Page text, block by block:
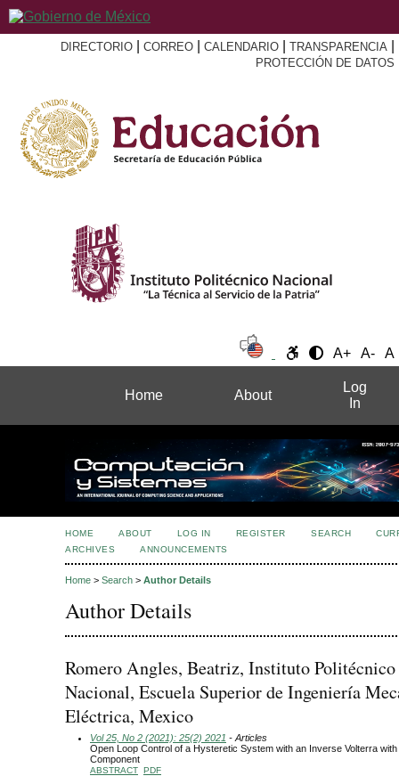
DIRECTORIO CORREO CALENDARIO TRANSPARENCIA
PROTECCIÓN DE DATOS
A+ A- A
Home About
Log
In
HOME ABOUT LOG IN REGISTER SEARCH
ARCHIVES
ANNOUNCEMENTS
Home > Search > Author Details
Author Details
Romero Angles, Beatriz, Instituto Politécnico
Nacional, Escuela Superior de Ingeniería
Eléctrica, Mexico
Vol 25, No 2 (2021): 25(2) 2021 - Articles
Open Loop Control of a Hysteretic System with an Inverse Volterra
Component
ABSTRACT PDF